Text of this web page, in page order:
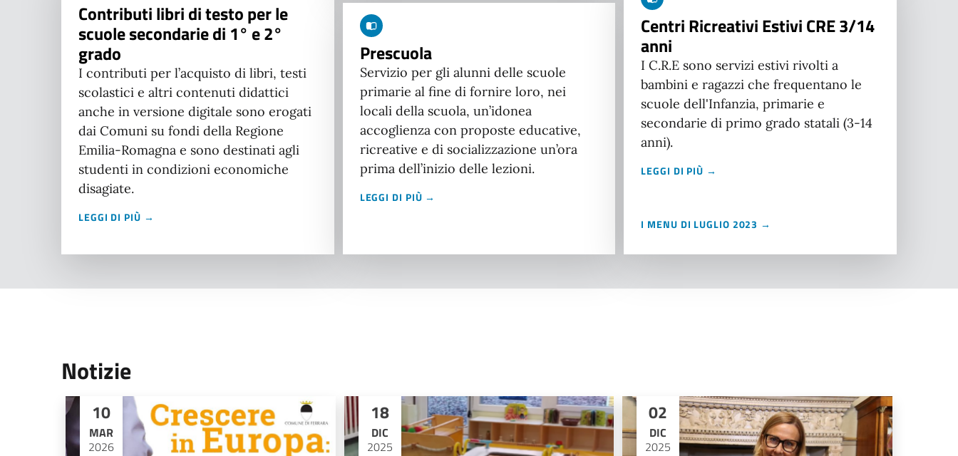
Contributi libri di testo per le
scuole secondarie di 1° e 2°
grado
I contributi per l’acquisto di libri, testi
scolastici e altri contenuti didattici
anche in versione digitale sono erogati
dai Comuni su fondi della Regione
Emilia-Romagna e sono destinati agli
studenti in condizioni economiche
disagiate.
LEGGI DI PIÙ →
Prescuola
Servizio per gli alunni delle scuole
primarie al fine di fornire loro, nei
locali della scuola, un’idonea
accoglienza con proposte educative,
ricreative e di socializzazione un’ora
prima dell’inizio delle lezioni.
LEGGI DI PIÙ →
Centri Ricreativi Estivi CRE 3/14
anni
I C.R.E sono servizi estivi rivolti a
bambini e ragazzi che frequentano le
scuole dell'Infanzia, primarie e
secondarie di primo grado statali (3-14
anni).
LEGGI DI PIÙ →
I MENU DI LUGLIO 2023 →
Notizie
10
MAR
2026
18
DIC
2025
02
DIC
2025